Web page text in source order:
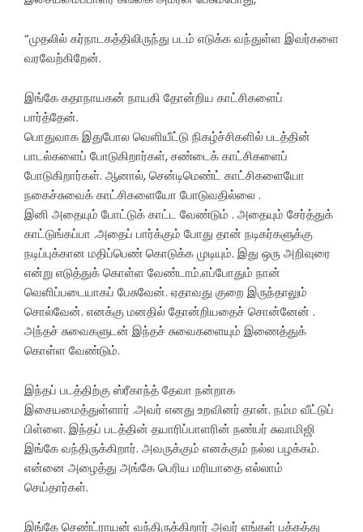
“முதலில் கர்நாடகத்திலிருந்து படம் எடுக்க வந்துள்ள இவர்களை
வரவேற்கிறேன்.
இங்கே கதாநாயகன் நாயகி தோன்றிய காட்சிகளைப்
பார்த்தேன்.
பொதுவாக இதுபோல வெளியீட்டு நிகழ்ச்சிகளில் படத்தின்
பாடல்களைப் போடுகிறார்கள், சண்டைக் காட்சிகளைப்
போடுகிறார்கள். ஆனால், சென்டிமெண்ட் காட்சிகளையோ
நகைச்சுவைக் காட்சிகளையோ போடுவதில்லை .
இனி அதையும் போட்டுக் காட்ட வேண்டும் . அதையும் சேர்த்துக்
காட்டுங்கப்பா .அதைப் பார்க்கும் போது தான் நடிகர்களுக்கு
நடிப்புக்கான மதிப்பெண் கொடுக்க முடியும். இது ஒரு அறிவுரை
என்று எடுத்துக் கொள்ள வேண்டாம்.எப்போதும் நான்
வெளிப்படையாகப் பேசுவேன். ஏதாவது குறை இருந்தாலும்
சொல்வேன். எனக்கு மனதில் தோன்றியதைச் சொன்னேன் .
அந்தச் சுவைகளுடன் இந்தச் சுவைகளையும் இணைத்துக்
கொள்ள வேண்டும்.
இந்தப் படத்திற்கு ஸ்ரீகாந்த் தேவா நன்றாக
இசையமைத்துள்ளார் .அவர் எனது உறவினர் தான். நம்ம வீட்டுப்
பிள்ளை. இந்தப் படத்தின் தயாரிப்பாளரின் நண்பர் சுவாமிஜி
இங்கே வந்திருக்கிறார். அவருக்கும் எனக்கும் நல்ல பழக்கம்.
என்னை அழைத்து அங்கே பெரிய மரியாதை எல்லாம்
செய்தார்கள்.
இங்கே செண்ட்ராயன் வந்திருக்கிறார் அவர் எங்கள் பக்கத்து